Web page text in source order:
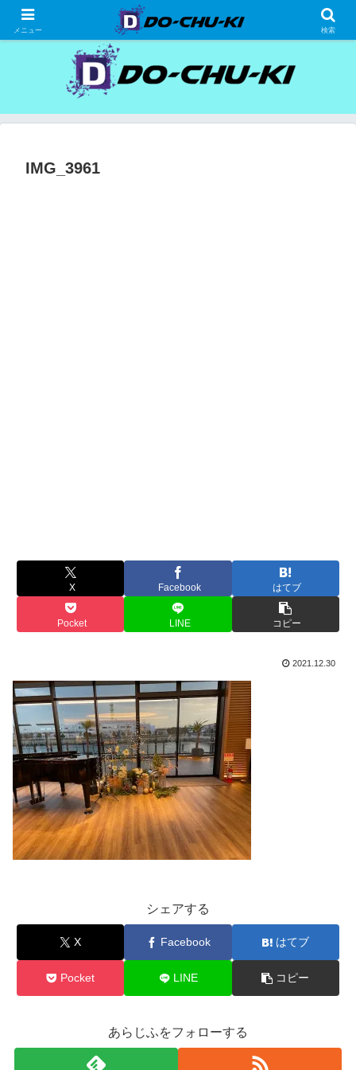
高級ホテルの格安宿泊研究、宿泊記
IMG_3961
X Facebook はてブ
Pocket LINE コピー
2021.12.30
シェアする
X Facebook はてブ
Pocket LINE コピー
あらじふをフォローする
メニュー 検索